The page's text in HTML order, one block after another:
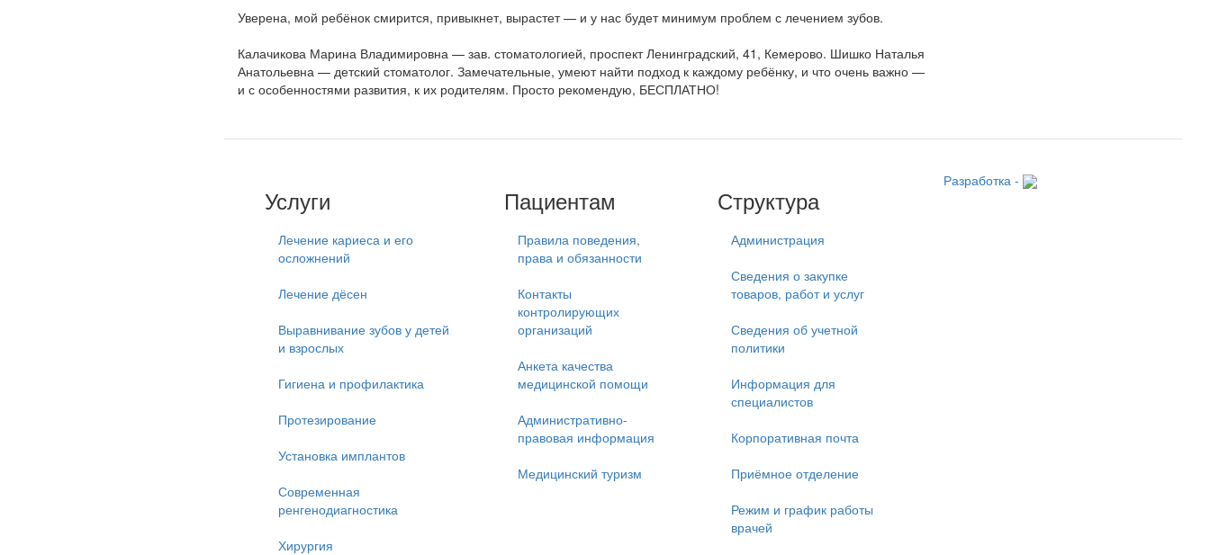
Уверена, мой ребёнок смирится, привыкнет, вырастет — и у нас будет минимум проблем с лечением зубов.
Калачикова Марина Владимировна — зав. стоматологией, проспект Ленинградский, 41, Кемерово. Шишко Наталья
Анатольевна — детский стоматолог. Замечательные, умеют найти подход к каждому ребёнку, и что очень важно —
и с особенностями развития, к их родителям. Просто рекомендую, БЕСПЛАТНО!
Услуги
Лечение кариеса и его
осложнений
Лечение дёсен
Выравнивание зубов у детей
и взрослых
Гигиена и профилактика
Протезирование
Установка имплантов
Современная
ренгенодиагностика
Хирургия
Пациентам
Правила поведения,
права и обязанности
Контакты
контролирующих
организаций
Анкета качества
медицинской помощи
Административно-
правовая информация
Медицинский туризм
Структура
Администрация
Сведения о закупке
товаров, работ и услуг
Сведения об учетной
политики
Информация для
специалистов
Корпоративная почта
Приёмное отделение
Режим и график работы
врачей
Разработка -